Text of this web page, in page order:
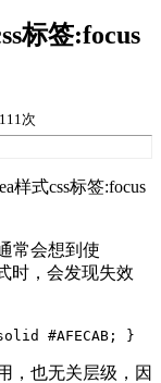
标签:focus
次
样式css标签:focus
常会想到使
时，会发现失效
#AFECAB; }
，也无关层级，因